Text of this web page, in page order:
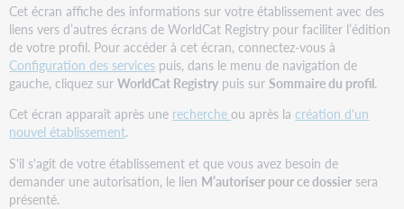
Cet écran affiche des informations sur votre établissement avec des
liens vers d’autres écrans de WorldCat Registry pour faciliter l’édition
de votre profil. Pour accéder à cet écran, connectez-vous à
Configuration des services puis, dans le menu de navigation de
gauche, cliquez surWorldCat Registry puis sur Sommaire du profil.
Cet écran apparaît après une recherche ou après lacréation d'un
nouvel établissement.
S'il s'agit de votre établissement et que vous avez besoin de
demander une autorisation, le lien M’autoriser pour ce dossier sera
présenté.